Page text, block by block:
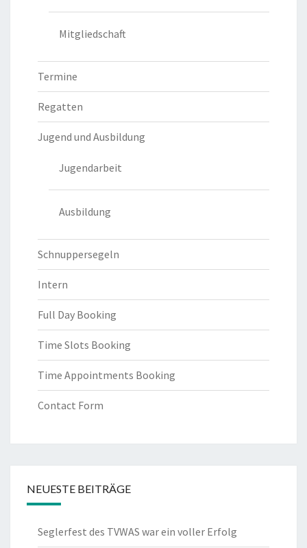
Mitgliedschaft
Termine
Regatten
Jugend und Ausbildung
Jugendarbeit
Ausbildung
Schnuppersegeln
Intern
Full Day Booking
Time Slots Booking
Time Appointments Booking
Contact Form
NEUESTE BEITRÄGE
Seglerfest des TVWAS war ein voller Erfolg